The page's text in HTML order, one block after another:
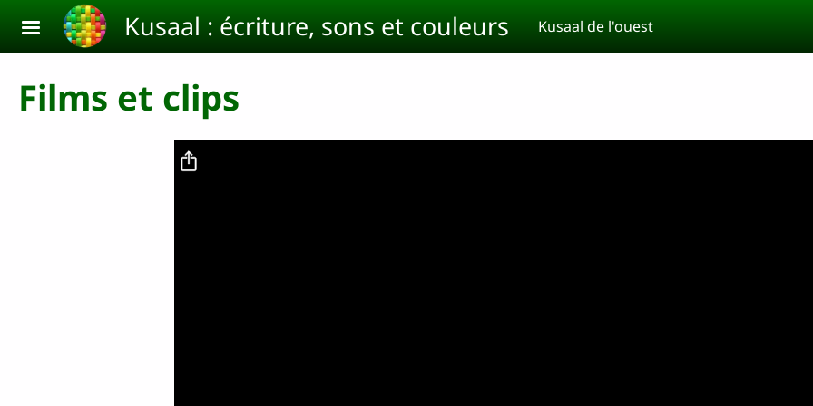
Aller au contenu principalKusaal : écriture, sons et couleurs Kusaal de l'ouest
Films et clips